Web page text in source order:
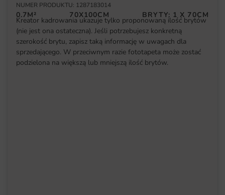
NUMER PRODUKTU: 1287183014
0.7M² 70X100CM BRYTY: 1 X 70CM
Kreator kadrowania ukazuje tylko proponowaną ilość brytów
(nie jest ona ostateczna). Jeśli potrzebujesz konkretną
szerokość brytu, zapisz taką informację w uwagach dla
sprzedającego. W przeciwnym razie fototapeta może zostać
podzielona na większą lub mniejszą ilość brytów.